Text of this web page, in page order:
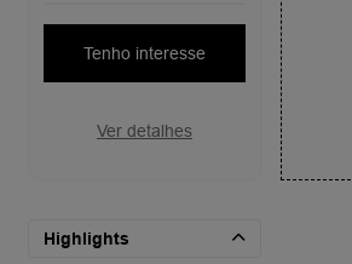
Tenho interesse
Ver detalhes
Highlights